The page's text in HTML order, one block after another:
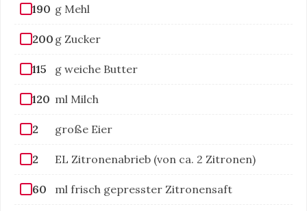
190 g Mehl
200 g Zucker
115 g weiche Butter
120 ml Milch
2 große Eier
2 EL Zitronenabrieb (von ca. 2 Zitronen)
60 ml frisch gepresster Zitronensaft